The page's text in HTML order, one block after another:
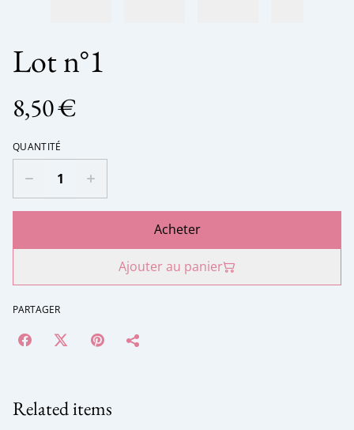
Lot n°1
8,50 €
QUANTITÉ
Acheter
Ajouter au panier
PARTAGER
Related items